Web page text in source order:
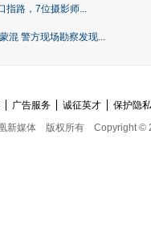
指路，7位摄影师...
混 警方现场勘察发现...
广告服务 诚征英才
保护隐
新媒体
版权所有 Copyright ©